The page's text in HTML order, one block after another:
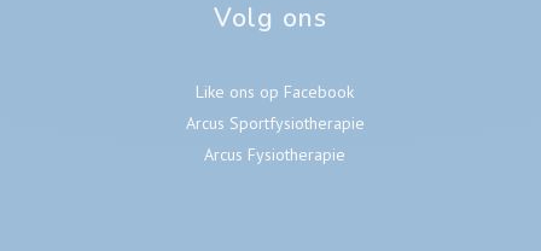
Volg ons
Like ons op Facebook
Arcus Sportfysiotherapie
Arcus Fysiotherapie